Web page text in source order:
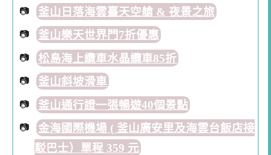
釜山日落海雲臺天空艙 & 夜景之旅
釜山樂天世界門7折優惠
松島海上纜車水晶纜車85折
釜山斜坡滑車
釜山通行證一張暢遊40個景點
金海國際機場 ( 釜山廣安里及海雲台飯店接
駁巴士）單程 359 元